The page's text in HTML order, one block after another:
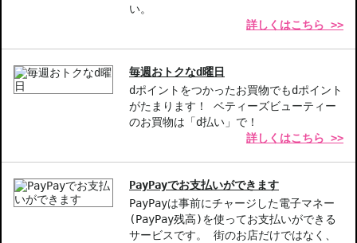
◇1件のご注文でも倉庫が異なる場合や配送用箱の関係で荷物を分割
して配送する場合がございます。予めご了承ください。また、明細
◇この商品はラッピングができません。
軽やかなテクスチャー-誰でも扱いやすいフルイドタイプで、素肌
肌を守るアンチポリューション-外的要因から肌を保護し、健康的
な美しさを実現。
マットな仕上がりと潤い-余分なテカリを抑えつつ、自然な潤いを
い。
詳しくはこちら >>
毎週おトクなd曜日
dポイントをつかったお買物でもdポイント
がたまります！ ベティーズビューティー
のお買物は「d払い」で！
詳しくはこちら >>
PayPayでお支払いができます
PayPayは事前にチャージした電子マネー
(PayPay残高)を使ってお支払いができる
サービスです。 街のお店だけではなく、